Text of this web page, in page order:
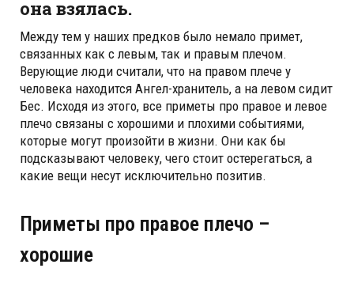
она взялась.
Между тем у наших предков было немало примет,
связанных как с левым, так и правым плечом.
Верующие люди считали, что на правом плече у
человека находится Ангел-хранитель, а на левом сидит
Бес. Исходя из этого, все приметы про правое и левое
плечо связаны с хорошими и плохими событиями,
которые могут произойти в жизни. Они как бы
подсказывают человеку, чего стоит остерегаться, а
какие вещи несут исключительно позитив.
Приметы про правое плечо –
хорошие